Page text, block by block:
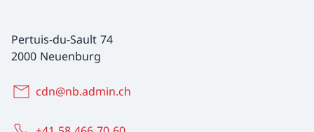
Pertuis-du-Sault 74
2000 Neuenburg
cdn@nb.admin.ch